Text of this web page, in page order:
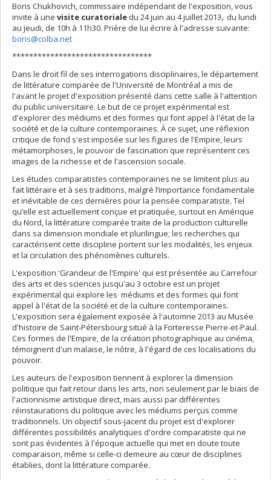
Boris Chukhovich, commissaire indépendant de l'exposition, vous
invite à une visite curatoriale du 24 juin au 4 juillet 2013, du lundi
au jeudi, de 10h à 11h30. Prière de lui écrire à l'adresse suivante:
boris@colba.net
*********************************
Dans le droit fil de ses interrogations disciplinaires, le département
de littérature comparée de l'Université de Montréal a mis de
l'avant le projet d'exposition présenté dans cette salle à l'attention
du public universitaire. Le but de ce projet expérimental est
d'explorer des médiums et des formes qui font appel à l'état de la
société et de la culture contemporaines. À ce sujet, une réflexion
critique de fond s'est imposée sur les figures de l'Empire, leurs
métamorphoses, le pouvoir de fascination que représentent ces
images de la richesse et de l'ascension sociale.
Les études comparatistes contemporaines ne se limitent plus au
fait littéraire et à ses traditions, malgré l’importance fondamentale
et inévitable de ces dernières pour la pensée comparatiste. Tel
qu’elle est actuellement conçue et pratiquée, surtout en Amérique
du Nord, la littérature comparée traite de la production culturelle
dans sa dimension mondiale et plurilingue; les recherches qui
caractérisent cette discipline portent sur les modalités, les enjeux
et la circulation des phénomènes culturels.
L'exposition 'Grandeur de l'Empire' qui est présentée au Carrefour
des arts et des sciences jusqu'au 3 octobre est un projet
expérimental qui explore les médiums et des formes qui font
appel à l'état de la société et de la culture contemporaines.
L'exposition sera également exposée à l'automne 2013 au Musée
d'histoire de Saint-Pétersbourg situé à la Forteresse Pierre-et-Paul.
Ces formes de l'Empire, de la création photographique au cinéma,
témoignent d'un malaise, le nôtre, à l'égard de ces localisations du
pouvoir.
Les auteurs de l'exposition tiennent à explorer la dimension
politique qui fait retour dans les arts, non seulement par le biais de
l'actionnisme artistique direct, mais aussi par différentes
réinstaurations du politique avec les médiums perçus comme
traditionnels. Un objectif sous-jacent du projet est d'explorer
différentes possibilités analytiques d'ordre comparatiste qui ne
sont pas évidentes à l'époque actuelle qui met en doute toute
comparaison, même si celle-ci demeure au cœur de disciplines
établies, dont la littérature comparée.